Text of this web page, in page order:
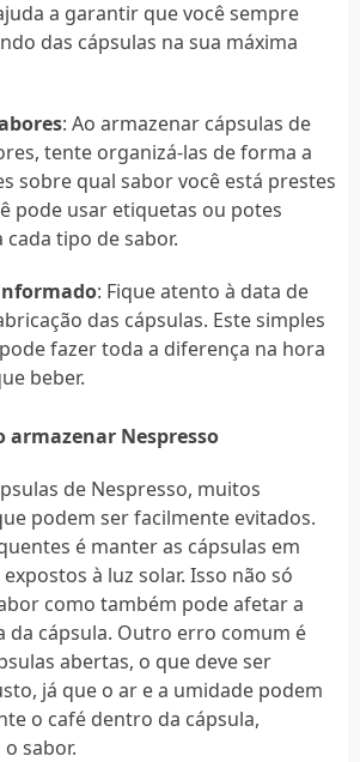
a garantir que você sempre
das cápsulas na sua máxima
: Ao armazenar cápsulas de
tente organizá-las de forma a
sobre qual sabor você está prestes
pode usar etiquetas ou potes
tipo de sabor.
: Fique atento à data de
das cápsulas. Este simples
fazer toda a diferença na hora
beber.
armazenar Nespresso
de Nespresso, muitos
podem ser facilmente evitados.
é manter as cápsulas em
à luz solar. Isso não só
como também pode afetar a
cápsula. Outro erro comum é
abertas, o que deve ser
já que o ar e a umidade podem
o café dentro da cápsula,
sabor.